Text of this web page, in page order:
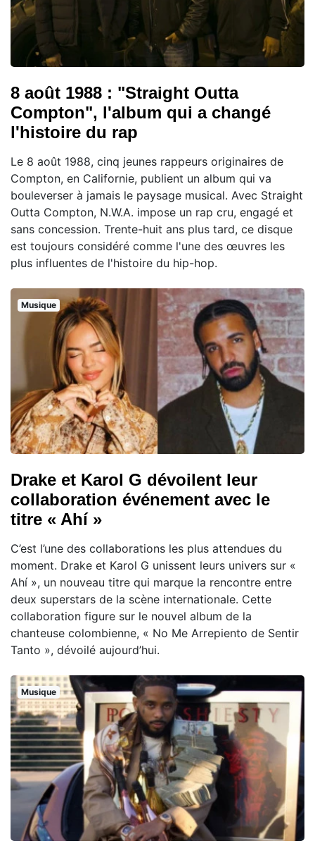
8 août 1988 : "Straight Outta
Compton", l'album qui a changé
l'histoire du rap
Le 8 août 1988, cinq jeunes rappeurs originaires de
Compton, en Californie, publient un album qui va
bouleverser à jamais le paysage musical. Avec Straight
Outta Compton, N.W.A. impose un rap cru, engagé et
sans concession. Trente-huit ans plus tard, ce disque
est toujours considéré comme l'une des œuvres les
plus influentes de l'histoire du hip-hop.
Musique
Drake et Karol G dévoilent leur
collaboration événement avec le
titre « Ahí »
C’est l’une des collaborations les plus attendues du
moment. Drake et Karol G unissent leurs univers sur «
Ahí », un nouveau titre qui marque la rencontre entre
deux superstars de la scène internationale. Cette
collaboration figure sur le nouvel album de la
chanteuse colombienne, « No Me Arrepiento de Sentir
Tanto », dévoilé aujourd’hui.
Musique